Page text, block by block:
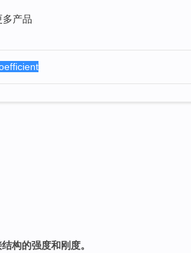
多产品
构的强度和刚度。